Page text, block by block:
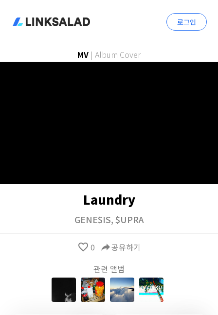
로그인
MV | Album Cover
Laundry
GENE$IS,$UPRA
favorite_border 0 reply공유하기
관련 앨범